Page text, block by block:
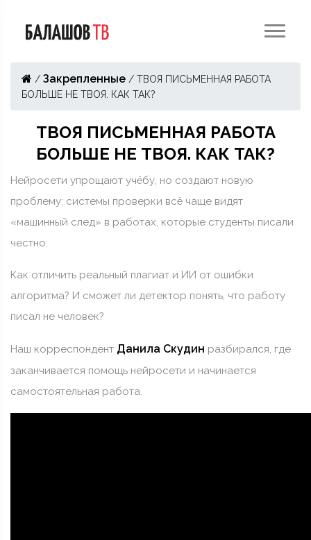
/ Закрепленные / ТВОЯ ПИСЬМЕННАЯ РАБОТА
БОЛЬШЕ НЕ ТВОЯ. КАК ТАК?
ТВОЯ ПИСЬМЕННАЯ РАБОТА
БОЛЬШЕ НЕ ТВОЯ. КАК ТАК?
Нейросети упрощают учёбу, но создают новую
проблему: системы проверки всё чаще видят
«машинный след» в работах, которые студенты писали
честно.
Как отличить реальный плагиат и ИИ от ошибки
алгоритма? И сможет ли детектор понять, что работу
писал не человек?
Наш корреспондент Данила Скудин разбирался, где
заканчивается помощь нейросети и начинается
самостоятельная работа.